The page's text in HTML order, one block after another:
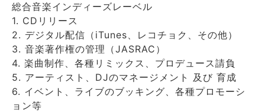
総合音楽インディーズレーベル
1. CDリリース
2. デジタル配信（iTunes、レコチョク、その他）
3. 音楽著作権の管理（JASRAC）
4. 楽曲制作、各種リミックス、プロデュース請負
5. アーティスト、DJのマネージメント 及び 育成
6. イベント、ライブのブッキング、各種プロモーシ
ョン等